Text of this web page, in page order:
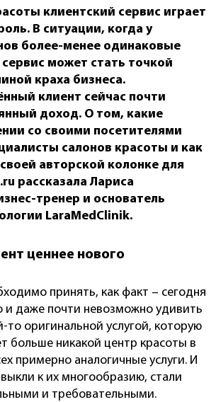
клиентский сервис играет
В ситуации, когда у
более-менее одинаковые
может стать точкой
краха бизнеса.
клиент сейчас почти
доход. О том, какие
со своими посетителями
салонов красоты и как
авторской колонке для
рассказала Лариса
тренер и основатель
LaraMedClinik.
ценнее нового
принять, как факт – сегодня
и даже почти невозможно удивить
то оригинальной услугой, которую
больше никакой центр красоты в
примерно аналогичные услуги. И
к их многообразию, стали
и требовательными.